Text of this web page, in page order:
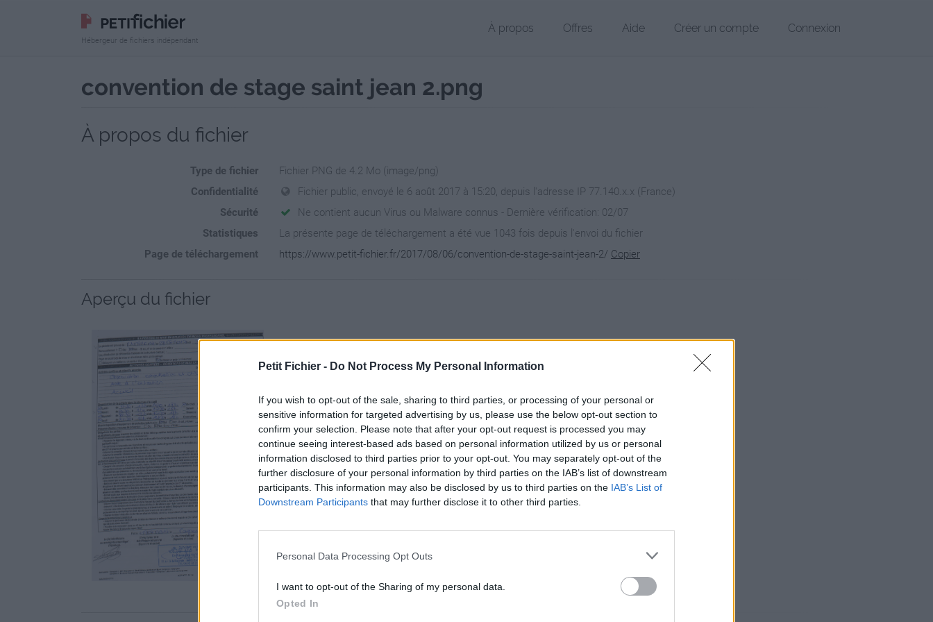
Petit Fichier - Do Not Process My Personal Information
If you wish to opt-out of the sale, sharing to third parties, or processing of your personal or
sensitive information for targeted advertising by us, please use the below opt-out section to
confirm your selection. Please note that after your opt-out request is processed you may
continue seeing interest-based ads based on personal information utilized by us or personal
information disclosed to third parties prior to your opt-out. You may separately opt-out of the
further disclosure of your personal information by third parties on the IAB’s list of downstream
participants. This information may also be disclosed by us to third parties on the IAB’s List of
Downstream Participants that may further disclose it to other third parties.
Personal Data Processing Opt Outs
I want to opt-out of the Sharing of my personal data.
Opted In
Hébergeur de fichiers indépendant
À propos Offres Aide Créer un compte Connexion
convention de stage saint jean 2.png
À propos du fichier
Type de fichier
Fichier PNG de 4.2 Mo (image/png)
Confidentialité
Fichier public, envoyé le 6 août 2017 à 15:20, depuis l'adresse IP 77.140.x.x (France)
Sécurité
Ne contient aucun Virus ou Malware connus - Dernière vérification: 02/07
Statistiques
La présente page de téléchargement a été vue 1043 fois depuis l'envoi du fichier
Page de téléchargement
https://www.petit-fichier.fr/2017/08/06/convention-de-stage-saint-jean-2/ Copier
Aperçu du fichier